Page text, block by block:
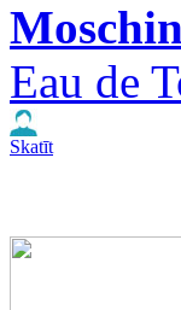
Eau de
Skatīt